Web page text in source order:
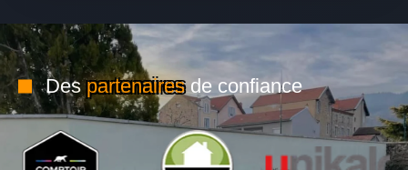
Despartenairesde confiance